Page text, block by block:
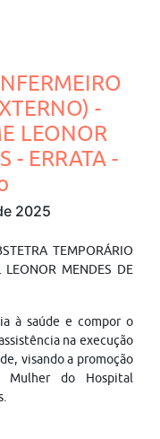
-
LEONOR
- ERRATA -
2025
TEMPORÁRIO
MENDES DE
à saúde e compor o
na execução
visando a promoção
Mulher do Hospital